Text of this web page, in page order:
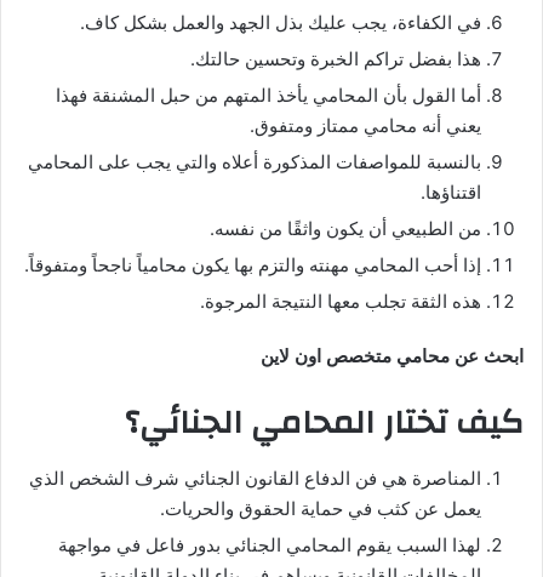
في الكفاءة، يجب عليك بذل الجهد والعمل بشكل كاف.
هذا بفضل تراكم الخبرة وتحسين حالتك.
أما القول بأن المحامي يأخذ المتهم من حبل المشنقة فهذا
يعني أنه محامي ممتاز ومتفوق.
بالنسبة للمواصفات المذكورة أعلاه والتي يجب على المحامي
اقتناؤها.
من الطبيعي أن يكون واثقًا من نفسه.
إذا أحب المحامي مهنته والتزم بها يكون محامياً ناجحاً ومتفوقاً.
هذه الثقة تجلب معها النتيجة المرجوة.
ابحث عن محامي متخصص اون لاين
كيف تختار المحامي الجنائي؟
المناصرة هي فن الدفاع القانون الجنائي شرف الشخص الذي
يعمل عن كثب في حماية الحقوق والحريات.
لهذا السبب يقوم المحامي الجنائي بدور فاعل في مواجهة